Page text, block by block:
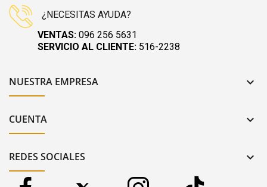
¿NECESITAS AYUDA?
VENTAS: 096 256 5631
SERVICIO AL CLIENTE: 516-2238
NUESTRA EMPRESA 
CUENTA 
REDES SOCIALES 